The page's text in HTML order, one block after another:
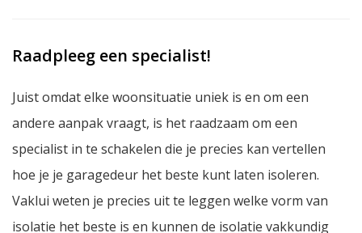
Raadpleeg een specialist!
Juist omdat elke woonsituatie uniek is en om een
andere aanpak vraagt, is het raadzaam om een
specialist in te schakelen die je precies kan vertellen
hoe je je garagedeur het beste kunt laten isoleren.
Vaklui weten je precies uit te leggen welke vorm van
isolatie het beste is en kunnen de isolatie vakkundig